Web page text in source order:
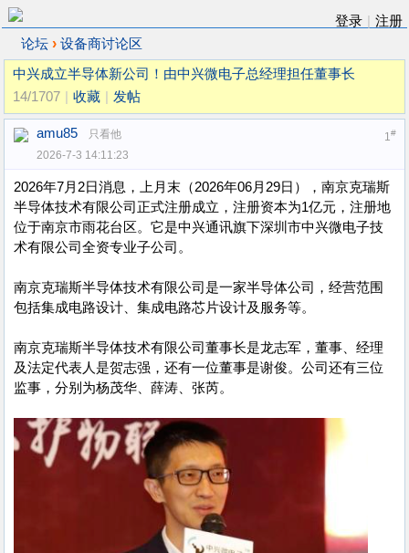
登录
注册
论坛 › 设备商讨论区
中兴成立半导体新公司！由中兴微电子总经理担任董事长
14/1707
收藏 发帖
1#
amu85
只看他
2026-7-3 14:11:23
2026年7月2日消息，上月末（2026年06月29日），南京克瑞斯
半导体技术有限公司正式注册成立，注册资本为1亿元，注册地
位于南京市雨花台区。它是中兴通讯旗下深圳市中兴微电子技
术有限公司全资专业子公司。
南京克瑞斯半导体技术有限公司是一家半导体公司，经营范围
包括集成电路设计、集成电路芯片设计及服务等。
南京克瑞斯半导体技术有限公司董事长是龙志军，董事、经理
及法定代表人是贺志强，还有一位董事是谢俊。公司还有三位
监事，分别为杨茂华、薛涛、张芮。